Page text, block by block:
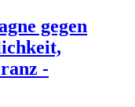
gegen
-